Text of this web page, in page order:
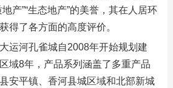
产”“生态地产”的美誉，其在人居环
得了各方面的高度评价。
运河孔雀城自2008年开始规划建
域8年，产品系列涵盖了多重产品
安平镇、香河县城区域和北部新城